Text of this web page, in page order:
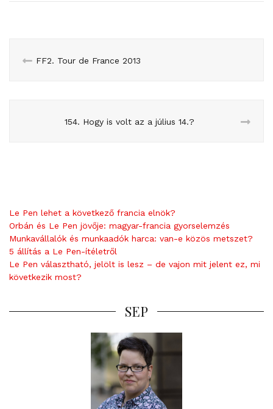
FF2. Tour de France 2013
154. Hogy is volt az a július 14.?
Le Pen lehet a következő francia elnök?
Orbán és Le Pen jövője: magyar-francia gyorselemzés
Munkavállalók és munkaadók harca: van-e közös metszet?
5 állítás a Le Pen-ítéletről
Le Pen választható, jelölt is lesz – de vajon mit jelent ez, mi
következik most?
SEP